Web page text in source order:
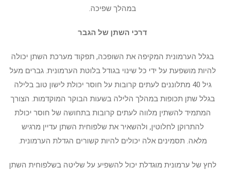
במהלך שפיכה.
דרכי השתן של הגבר
בגלל הערמונית המקיפה את השופכה, תפקוד מערכת השתן יכולה
להיות מושפעת על ידי כל שינוי בגודל בלוטת הערמונית. גברים מעל
גיל 40 מתלוננים לעתים קרובות על חוסר יכולת לישון טוב בלילה
בגלל שתן תכופות במהלך הלילה בשעות הבוקר המוקדמות. הצורך
המתמיד להשתין מלווה לעתים קרובות בתחושה של חוסר יכולת
להתרוקן לחלוטין, ולהשאיר את שלפוחית ​​השתן עדיין מרגיש
מלאה. תסמינים אלה יכולים להיות קשורים הגדלת הערמונית.
לחץ של ערמונית מוגדלת יכול להשפיע על שליטה בשלפוחית ​​השתן